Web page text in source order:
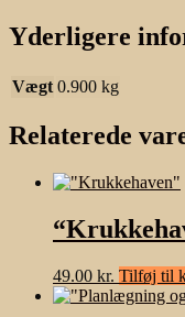
Yderligere
Vægt 0.900 kg
Relaterede
49.00 kr. Tilføj til